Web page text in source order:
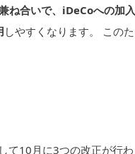
ね合いで、iDeCoへの加入
しやすくなります。 このた
て10月に3つの改正が行わ